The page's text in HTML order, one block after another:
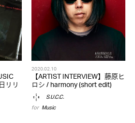
リリ
2020.02.10
【ARTIST INTERVIEW】藤原ヒ
ロシ / harmony (short edit)
S.U.C.C.
for Music